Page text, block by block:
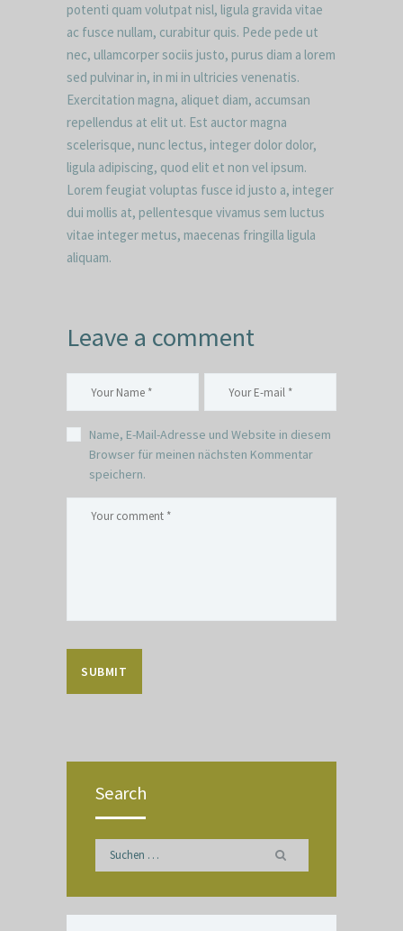
potenti quam volutpat nisl, ligula gravida vitae
ac fusce nullam, curabitur quis. Pede pede ut
nec, ullamcorper sociis justo, purus diam a lorem
sed pulvinar in, in mi in ultricies venenatis.
Exercitation magna, aliquet diam, accumsan
repellendus at elit ut. Est auctor magna
scelerisque, nunc lectus, integer dolor dolor,
ligula adipiscing, quod elit et non vel ipsum.
Lorem feugiat voluptas fusce id justo a, integer
dui mollis at, pellentesque vivamus sem luctus
vitae integer metus, maecenas fringilla ligula
aliquam.
Leave a comment
Name, E-Mail-Adresse und Website in diesem
Browser für meinen nächsten Kommentar
speichern.
Search
Suchen
nach: